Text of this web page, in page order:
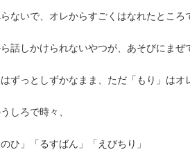
ないで、オレからすごくはなれたとこ
話しかけられないやつが、あそびにまぜ
ずっとしずかなまま、ただ「もり」はオ
しろで時々、
のひ」「るすばん」「えびちり」